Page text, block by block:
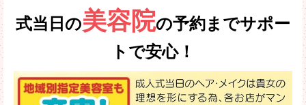
式当日の美容院の予約までサポー
トで安心！